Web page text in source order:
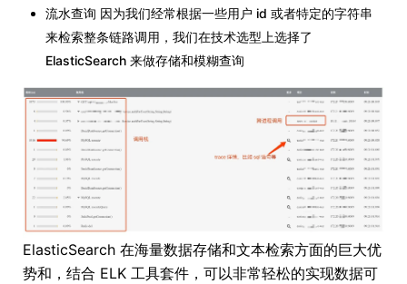
流水查询 因为我们经常根据一些用户 id 或者特定的字符串
来检索整条链路调用，我们在技术选型上选择了
ElasticSearch 来做存储和模糊查询
ElasticSearch 在海量数据存储和文本检索方面的巨大优
势和，结合 ELK 工具套件，可以非常轻松的实现数据可